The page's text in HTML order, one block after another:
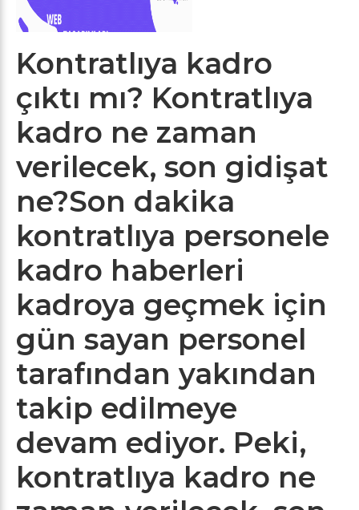
Kontratlıya kadro
çıktı mı? Kontratlıya
kadro ne zaman
verilecek, son gidişat
ne?Son dakika
kontratlıya personele
kadro haberleri
kadroya geçmek için
gün sayan personel
tarafından yakından
takip edilmeye
devam ediyor. Peki,
kontratlıya kadro ne